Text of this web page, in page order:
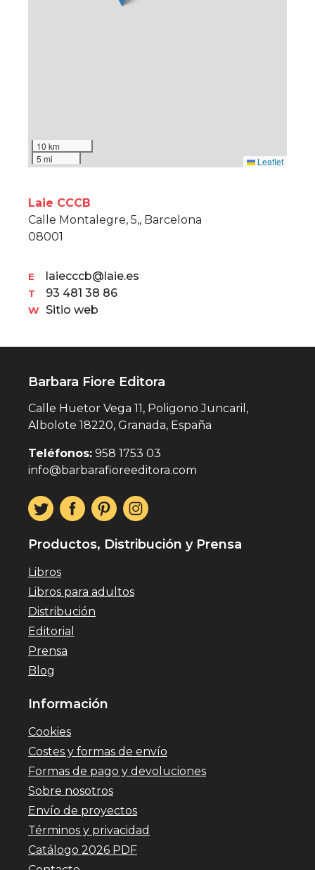
10 km
5 mi
Leaflet
Laie CCCB
Calle Montalegre, 5,, Barcelona
08001
E laiecccb@laie.es
T 93 481 38 86
W Sitio web
Barbara Fiore Editora
Calle Huetor Vega 11, Poligono Juncaril,
Albolote 18220, Granada, España
Teléfonos: 958 1753 03
info@barbarafioreeditora.com
Productos, Distribución y Prensa
Libros
Libros para adultos
Distribución
Editorial
Prensa
Blog
Información
Cookies
Costes y formas de envío
Formas de pago y devoluciones
Sobre nosotros
Envío de proyectos
Términos y privacidad
Catálogo 2026 PDF